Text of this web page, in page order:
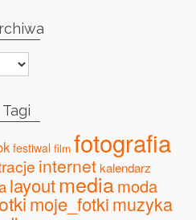
Tagi
festiwal film fotografia
internetkalendarz
layoutmediamoda
moje_fotkimuzyka